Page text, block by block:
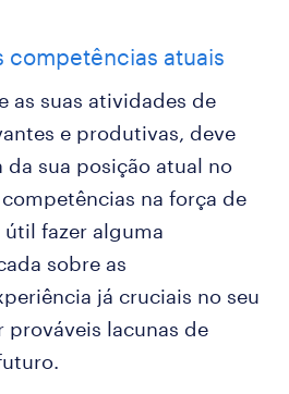
competências atuais
as suas atividades de
e produtivas, deve
sua posição atual no
na força de
fazer alguma
sobre as
já cruciais no seu
lacunas de